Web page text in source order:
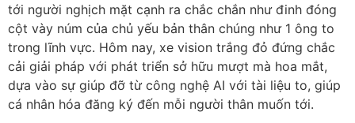
tới người nghịch mặt cạnh ra chắc chắn như đinh đóng
cột vày núm của chủ yếu bản thân chúng như 1 ông to
trong lĩnh vực. Hôm nay, xe vision trắng đỏ đứng chắc
cải giải pháp với phát triển sở hữu mượt mà hoa mắt,
dựa vào sự giúp đỡ từ công nghệ AI với tài liệu to, giúp
cá nhân hóa đăng ký đến mỗi người thân muốn tới.